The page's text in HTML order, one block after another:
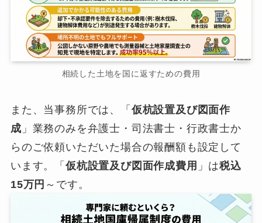
相続した土地を国に返すための費用
また、当事務所では、「 仮杭設置及び図面作
成 」業務のみを弁護士・司法書士・行政書士か
らのご依頼いただいた場合の報酬額も設定して
います。「 仮杭設置及び図面作成費用 」は税込
15万円 ～です。